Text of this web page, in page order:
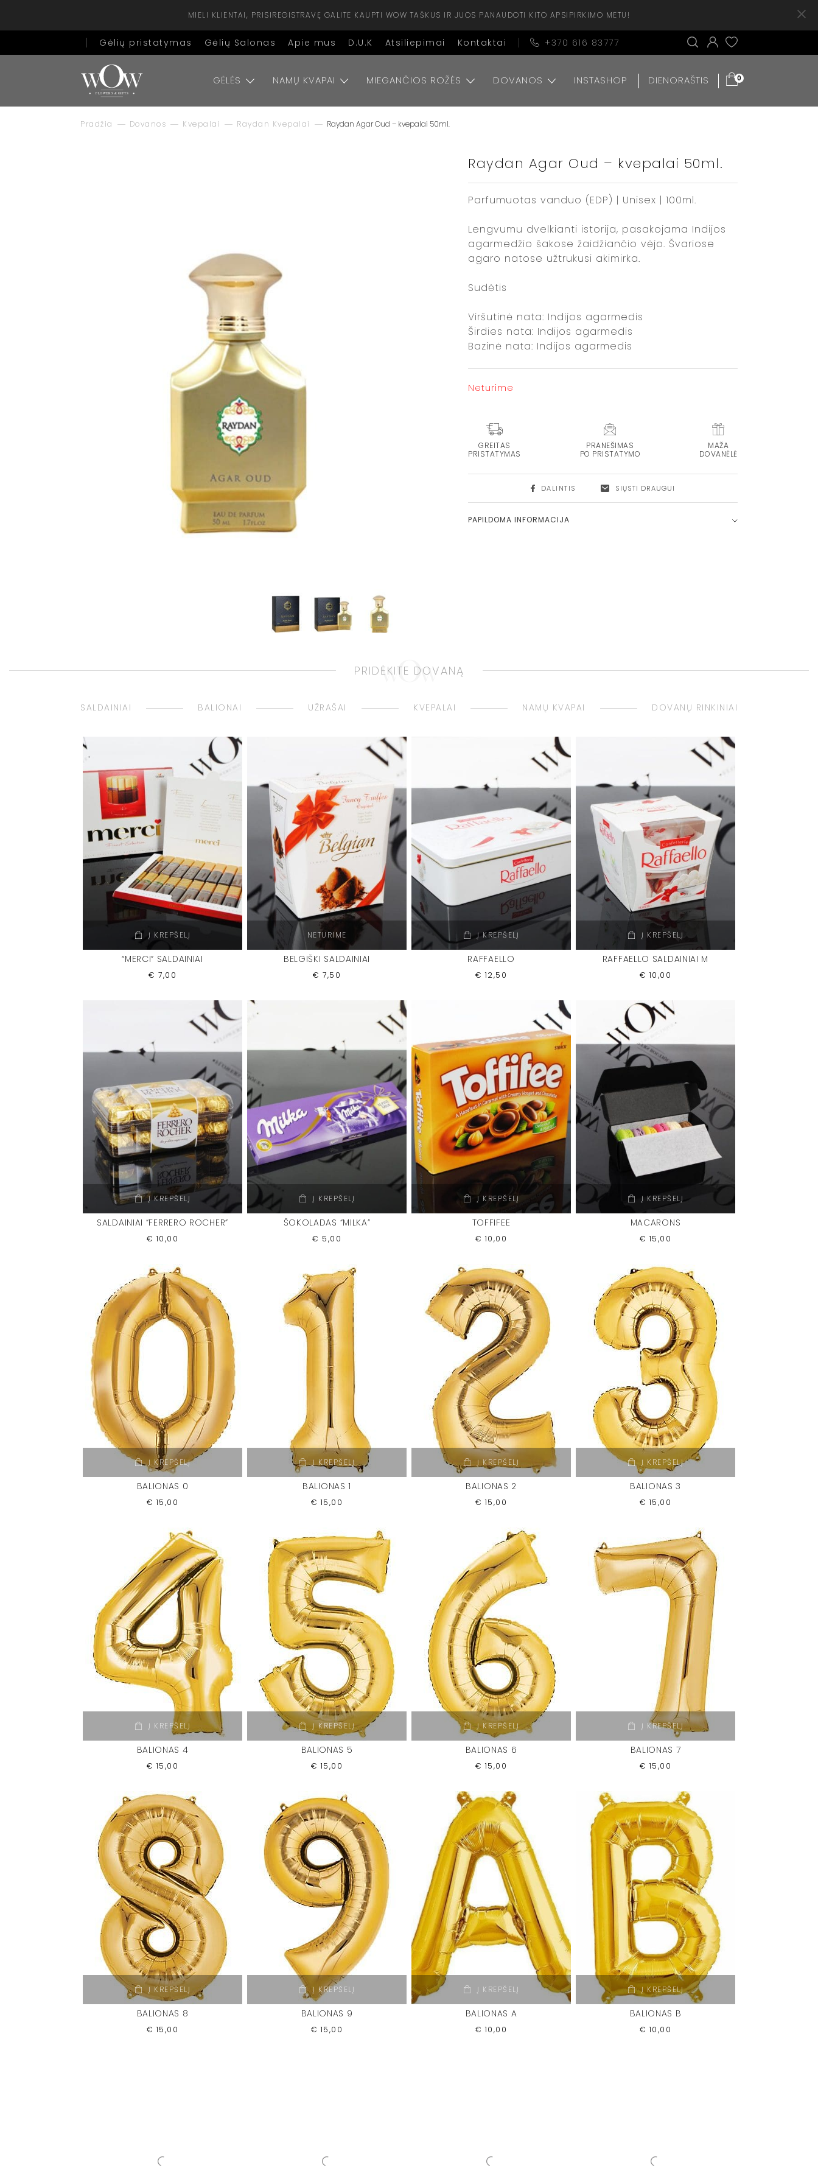
MIELI KLIENTAI, PRISIREGISTRAVĘ GALITE KAUPTI WOW TAŠKUS IR JUOS PANAUDOTI KITO APSIPIRKIMO METU!
Gėlių pristatymas Gėlių Salonas Apie mus D.U.K Atsiliepimai Kontaktai +370 616 83777
GĖLĖS NAMŲ KVAPAI MIEGANČIOS ROŽĖS DOVANOS INSTASHOP DIENORAŠTIS 0
Pradžia Dovanos Kvepalai Raydan Kvepalai Raydan Agar Oud – kvepalai 50ml.
Raydan Agar Oud – kvepalai 50ml.
Parfumuotas vanduo (EDP) | Unisex | 100ml.
Lengvumu dvelkianti istorija, pasakojama Indijos
agarmedžio šakose žaidžiančio vėjo. Švariose
agaro natose užtrukusi akimirka.
Sudėtis
Viršutinė nata: Indijos agarmedis
Širdies nata: Indijos agarmedis
Bazinė nata: Indijos agarmedis
Neturime
GREITAS
PRISTATYMAS
PRANEŠIMAS
PO PRISTATYMO
MAŽA
DOVANĖLĖ
DALINTIS SIŲSTI DRAUGUI
PAPILDOMA INFORMACIJA
PRIDĖKITE DOVANĄ
SALDAINIAI BALIONAI UŽRAŠAI KVEPALAI NAMŲ KVAPAI DOVANŲ RINKINIAI
Į KREPŠELĮ
“MERCI” SALDAINIAI
€ 7,00
NETURIME
BELGIŠKI SALDAINIAI
€ 7,50
Į KREPŠELĮ
RAFFAELLO
€ 12,50
Į KREPŠELĮ
RAFFAELLO SALDAINIAI M
€ 10,00
Į KREPŠELĮ
SALDAINIAI “FERRERO ROCHER”
€ 10,00
Į KREPŠELĮ
ŠOKOLADAS “MILKA”
€ 5,00
Į KREPŠELĮ
TOFFIFEE
€ 10,00
Į KREPŠELĮ
MACARONS
€ 15,00
Į KREPŠELĮ
BALIONAS 0
€ 15,00
Į KREPŠELĮ
BALIONAS 1
€ 15,00
Į KREPŠELĮ
BALIONAS 2
€ 15,00
Į KREPŠELĮ
BALIONAS 3
€ 15,00
Į KREPŠELĮ
BALIONAS 4
€ 15,00
Į KREPŠELĮ
BALIONAS 5
€ 15,00
Į KREPŠELĮ
BALIONAS 6
€ 15,00
Į KREPŠELĮ
BALIONAS 7
€ 15,00
Į KREPŠELĮ
BALIONAS 8
€ 15,00
Į KREPŠELĮ
BALIONAS 9
€ 15,00
Į KREPŠELĮ
BALIONAS A
€ 10,00
Į KREPŠELĮ
BALIONAS B
€ 10,00